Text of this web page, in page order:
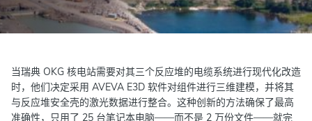
当瑞典 OKG 核电站需要对其三个反应堆的电缆系统进行现代化改造
时，他们决定采用 AVEVA E3D 软件对组件进行三维建模，并将其
与反应堆安全壳的激光数据进行整合。这种创新的方法确保了最高
准确性，只用了 25 台笔记本电脑——而不是 2 万份文件——就完